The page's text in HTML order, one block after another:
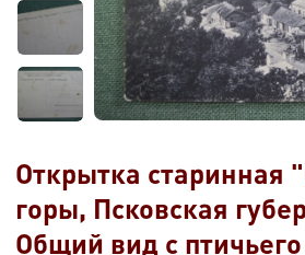
Открытка старинная
горы, Псковская
Общий вид с